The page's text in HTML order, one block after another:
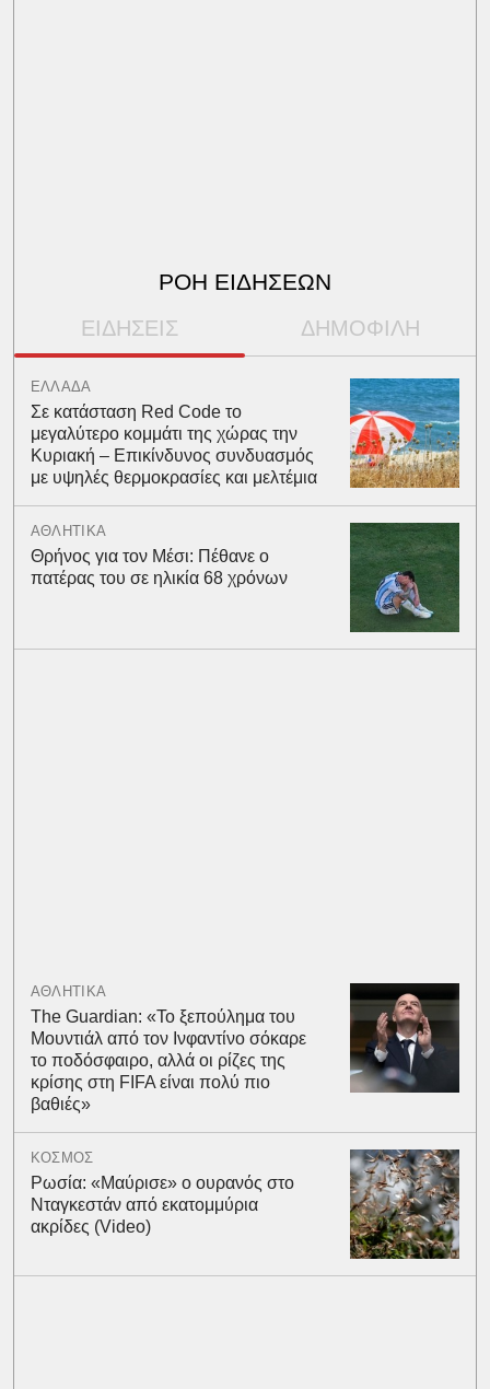
ΡΟΗ ΕΙΔΗΣΕΩΝ
ΕΙΔΗΣΕΙΣ ΔΗΜΟΦΙΛΗ
ΕΛΛΑΔΑ
Σε κατάσταση Red Code το
μεγαλύτερο κομμάτι της χώρας την
Κυριακή – Επικίνδυνος συνδυασμός
με υψηλές θερμοκρασίες και μελτέμια
ΑΘΛΗΤΙΚΑ
Θρήνος για τον Μέσι: Πέθανε ο
πατέρας του σε ηλικία 68 χρόνων
ΑΘΛΗΤΙΚΑ
The Guardian: «Το ξεπούλημα του
Μουντιάλ από τον Ινφαντίνο σόκαρε
το ποδόσφαιρο, αλλά οι ρίζες της
κρίσης στη FIFA είναι πολύ πιο
βαθιές»
ΚΟΣΜΟΣ
Ρωσία: «Μαύρισε» ο ουρανός στο
Νταγκεστάν από εκατομμύρια
ακρίδες (Video)